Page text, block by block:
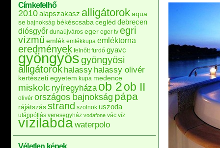
Címkefelhő
2010alapszakasz alligátorokaqua
se bajnokság békéscsaba cegléd debrecen
diósgyőr dunaújváros eger eger tv egri
vízműemlék emlékkupa emléktorna
eredmények felnőtt fürdő gyavc
gyöngyösgyöngyösi
alligátorok halassy halassy olivér
kertészeti egyetem kupa medence
miskolc nyíregyháza ob 2ob II
olivér országos bajnokság pápa
rájátszás strand szolnok uszoda
utánpótlás veresegyház vodafone vác víz
vízilabdawaterpolo
Véletlen képek